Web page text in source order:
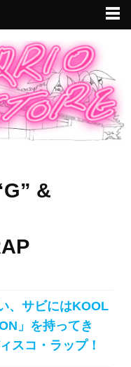
&
、サビにはKOOL
」を持ってき
スコ・ラップ！